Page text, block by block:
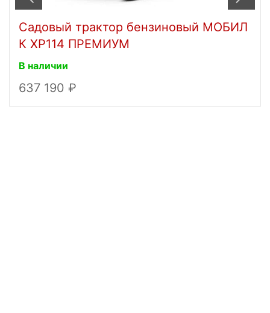
Садовый трактор бензиновый МОБИЛ
К XP114 ПРЕМИУМ
В наличии
637 190